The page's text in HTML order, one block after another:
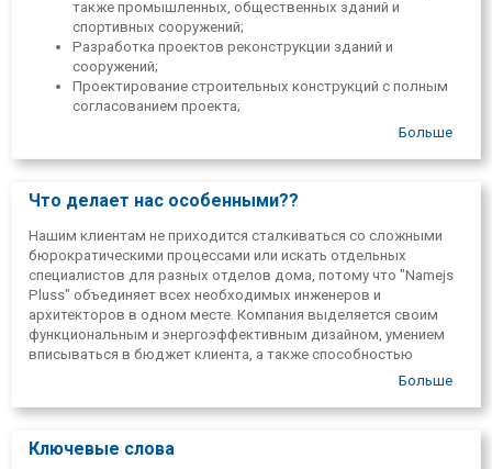
также промышленных, общественных зданий и
спортивных сооружений;
Разработка проектов реконструкции зданий и
сооружений;
Проектирование строительных конструкций с полным
согласованием проекта;
Больше
Что делает нас особенными??
Нашим клиентам не приходится сталкиваться со сложными
бюрократическими процессами или искать отдельных
специалистов для разных отделов дома, потому что "Namejs
Pluss" объединяет всех необходимых инженеров и
архитекторов в одном месте. Компания выделяется своим
функциональным и энергоэффективным дизайном, умением
вписываться в бюджет клиента, а также способностью
находить оптимальные компромиссы между пожеланиями
Больше
Ключевые слова